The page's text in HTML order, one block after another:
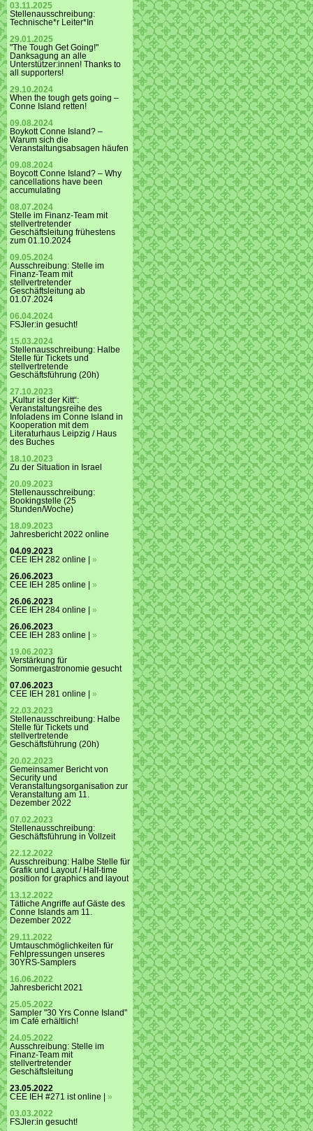
03.11.2025
Stellenausschreibung:
Technische*r Leiter*In
29.01.2025
"The Tough Get Going!"
Danksagung an alle
Unterstützer:innen! Thanks to
all supporters!
29.10.2024
When the tough gets going –
Conne Island retten!
09.08.2024
Boykott Conne Island? –
Warum sich die
Veranstaltungsabsagen häufen
09.08.2024
Boycott Conne Island? – Why
cancellations have been
accumulating
08.07.2024
Stelle im Finanz-Team mit
stellvertretender
Geschäftsleitung frühestens
zum 01.10.2024
09.05.2024
Ausschreibung: Stelle im
Finanz-Team mit
stellvertretender
Geschäftsleitung ab
01.07.2024
06.04.2024
FSJler:in gesucht!
15.03.2024
Stellenausschreibung: Halbe
Stelle für Tickets und
stellvertretende
Geschäftsführung (20h)
27.10.2023
„Kultur ist der Kitt“:
Veranstaltungsreihe des
Infoladens im Conne Island in
Kooperation mit dem
Literaturhaus Leipzig / Haus
des Buches
18.10.2023
Zu der Situation in Israel
20.09.2023
Stellenausschreibung:
Bookingstelle (25
Stunden/Woche)
18.09.2023
Jahresbericht 2022 online
04.09.2023
CEE IEH 282 online | »
26.06.2023
CEE IEH 285 online | »
26.06.2023
CEE IEH 284 online | »
26.06.2023
CEE IEH 283 online | »
19.06.2023
Verstärkung für
Sommergastronomie gesucht
07.06.2023
CEE IEH 281 online | »
22.03.2023
Stellenausschreibung: Halbe
Stelle für Tickets und
stellvertretende
Geschäftsführung (20h)
20.02.2023
Gemeinsamer Bericht von
Security und
Veranstaltungsorganisation zur
Veranstaltung am 11.
Dezember 2022
07.02.2023
Stellenausschreibung:
Geschäftsführung in Vollzeit
22.12.2022
Ausschreibung: Halbe Stelle für
Grafik und Layout / Half-time
position for graphics and layout
13.12.2022
Tätliche Angriffe auf Gäste des
Conne Islands am 11.
Dezember 2022
29.11.2022
Umtauschmöglichkeiten für
Fehlpressungen unseres
30YRS-Samplers
16.06.2022
Jahresbericht 2021
25.05.2022
Sampler "30 Yrs Conne Island"
im Café erhältlich!
24.05.2022
Ausschreibung: Stelle im
Finanz-Team mit
stellvertretender
Geschäftsleitung
23.05.2022
CEE IEH #271 ist online | »
03.03.2022
FSJler:in gesucht!